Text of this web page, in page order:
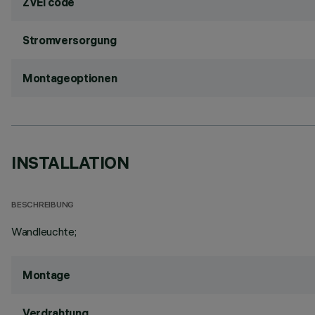
Stromversorgung
Montageoptionen
INSTALLATION
BESCHREIBUNG
Wandleuchte;
Montage